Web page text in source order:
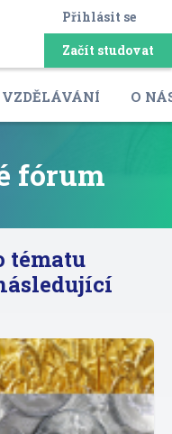
Přihlásit se
Začít studovat
VZDĚLÁVÁNÍ O
fórum
tématu